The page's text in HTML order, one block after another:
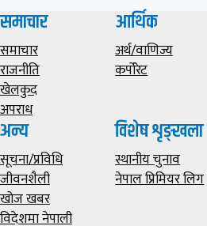
समाचार
समाचार
राजनीति
खेलकुद
अपराध
आर्थिक
अर्थ/वाणिज्य
कर्पोरेट
अन्य
सूचना/प्रविधि
जीवनशैली
खोज खबर
विदेशमा नेपाली
विशेष शृङ्खला
स्थानीय चुनाव
नेपाल प्रिमियर लिग